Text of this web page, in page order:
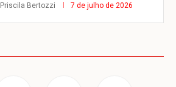
Priscila Bertozzi 7 de julho de 2026